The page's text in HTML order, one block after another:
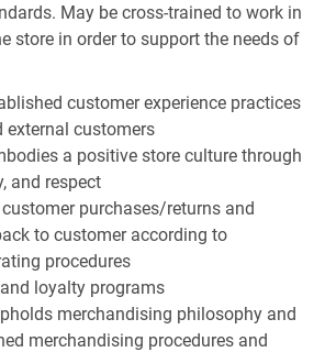
May be cross-trained to work in
store in order to support the needs of
customer experience practices
external customers
a positive store culture through
and respect
purchases/returns and
to customer according to
procedures
loyalty programs
merchandising philosophy and
merchandising procedures and